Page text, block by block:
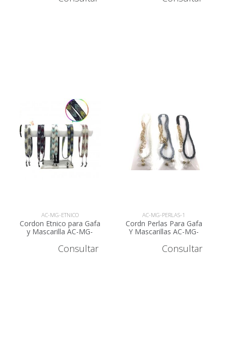
AC-MG-ETNICO
Cordon Etnico para Gafa
y Mascarilla AC-MG-
Consultar
AC-MG-PERLAS-1
Cordn Perlas Para Gafa
Y Mascarillas AC-MG-
Consultar